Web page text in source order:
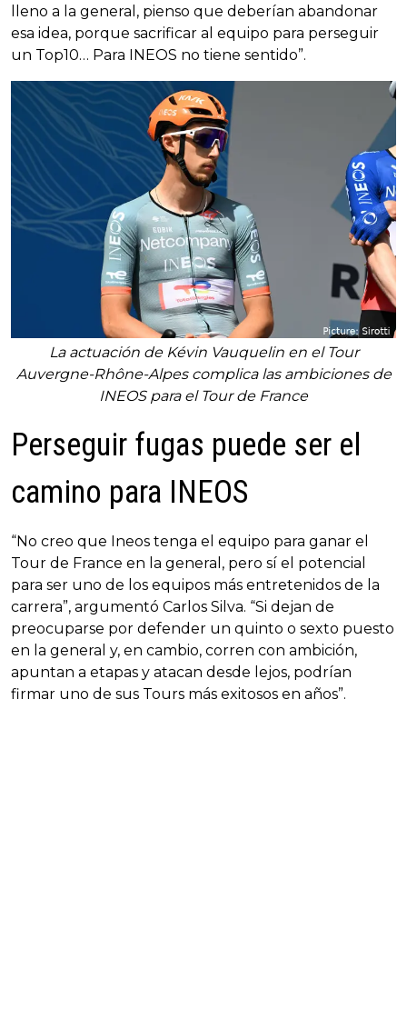
lleno a la general, pienso que deberían abandonar
esa idea, porque sacrificar al equipo para perseguir
un Top10… Para INEOS no tiene sentido”.
La actuación de Kévin Vauquelin en el Tour
Auvergne-Rhône-Alpes complica las ambiciones de
INEOS para el Tour de France
Perseguir fugas puede ser el
camino para INEOS
“No creo que Ineos tenga el equipo para ganar el
Tour de France en la general, pero sí el potencial
para ser uno de los equipos más entretenidos de la
carrera”, argumentó Carlos Silva. “Si dejan de
preocuparse por defender un quinto o sexto puesto
en la general y, en cambio, corren con ambición,
apuntan a etapas y atacan desde lejos, podrían
firmar uno de sus Tours más exitosos en años”.